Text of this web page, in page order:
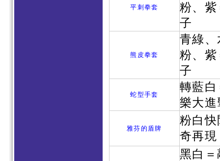
平刺拳套
粉、
子
熊皮拳套
青綠
粉、
子
蛇型手套
轉藍
樂大進
雅芬的盾牌
粉白
奇再現
黑白